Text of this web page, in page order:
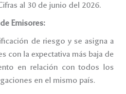
al 30 de junio del 2026.
Emisores:
de riesgo y se asigna a
con la expectativa más baja de
en relación con todos los
en el mismo país.